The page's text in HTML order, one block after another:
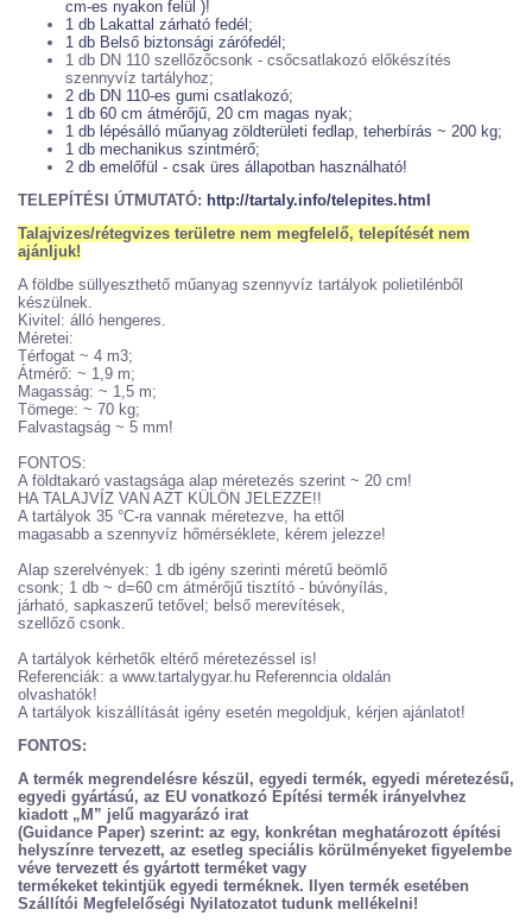
cm-es nyakon felül )!
1 db Lakattal zárható fedél;
1 db Belső biztonsági zárófedél;
1 db DN 110 szellőzőcsonk - csőcsatlakozó előkészítés
szennyvíz tartályhoz;
2 db DN 110-es gumi csatlakozó;
1 db 60 cm átmérőjű, 20 cm magas nyak;
1 db lépésálló műanyag zöldterületi fedlap, teherbírás ~ 200 kg;
1 db mechanikus szintmérő;
2 db emelőfül - csak üres állapotban használható!
TELEPÍTÉSI ÚTMUTATÓ: http://tartaly.info/telepites.html
Talajvizes/rétegvizes területre nem megfelelő, telepítését nem
ajánljuk!
A földbe süllyeszthető műanyag szennyvíz tartályok polietilénből
készülnek.
Kivitel: álló hengeres.
Méretei:
Térfogat ~ 4 m3;
Átmérő: ~ 1,9 m;
Magasság: ~ 1,5 m;
Tömege: ~ 70 kg;
Falvastagság ~ 5 mm!
FONTOS:
A földtakaró vastagsága alap méretezés szerint ~ 20 cm!
HA TALAJVÍZ VAN AZT KÜLÖN JELEZZE!!
A tartályok 35 °C-ra vannak méretezve, ha ettől
magasabb a szennyvíz hőmérséklete, kérem jelezze!
Alap szerelvények: 1 db igény szerinti méretű beömlő
csonk; 1 db ~ d=60 cm átmérőjű tisztító - búvónyílás,
járható, sapkaszerű tetővel; belső merevítések,
szellőző csonk.
A tartályok kérhetők eltérő méretezéssel is!
Referenciák: a www.tartalygyar.hu Referenncia oldalán
olvashatók!
A tartályok kiszállítását igény esetén megoldjuk, kérjen ajánlatot!
FONTOS:
A termék megrendelésre készül, egyedi termék, egyedi méretezésű,
egyedi gyártású, az EU vonatkozó Építési termék irányelvhez
kiadott „M” jelű magyarázó irat
(Guidance Paper) szerint: az egy, konkrétan meghatározott építési
helyszínre tervezett, az esetleg speciális körülményeket figyelembe
véve tervezett és gyártott terméket vagy
termékeket tekintjük egyedi terméknek. Ilyen termék esetében
Szállítói Megfelelőségi Nyilatozatot tudunk mellékelni!